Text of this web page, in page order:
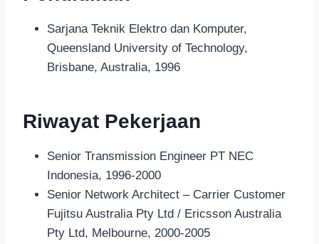
Sarjana Teknik Elektro dan Komputer,
Queensland University of Technology,
Brisbane, Australia, 1996
Riwayat Pekerjaan
Senior Transmission Engineer PT NEC
Indonesia, 1996-2000
Senior Network Architect – Carrier Customer
Fujitsu Australia Pty Ltd / Ericsson Australia
Pty Ltd, Melbourne, 2000-2005